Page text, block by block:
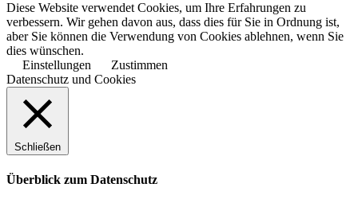
Diese Website verwendet Cookies, um Ihre Erfahrungen zu
verbessern. Wir gehen davon aus, dass dies für Sie in Ordnung ist,
aber Sie können die Verwendung von Cookies ablehnen, wenn Sie
dies wünschen.
Einstellungen
Zustimmen
Datenschutz und Cookies
Schließen
Überblick zum Datenschutz